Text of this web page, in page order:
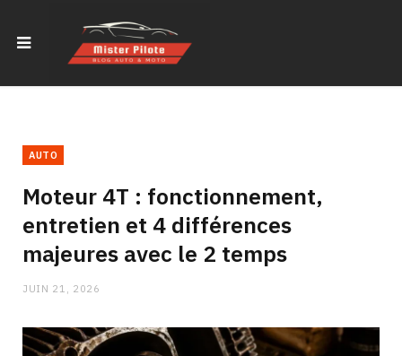
AUTO
Moteur 4T : fonctionnement,
entretien et 4 différences
majeures avec le 2 temps
JUIN 21, 2026